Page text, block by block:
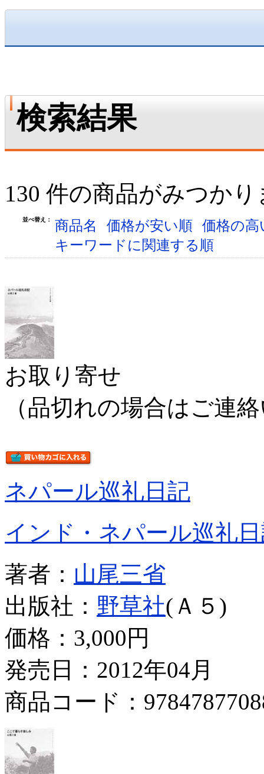
検索結果
130 件の商品がみつか
並べ替え： 商品名 価格が安い順 価格の
キーワードに関連する順
お取り寄せ
（品切れの場合はご連
ネパール巡礼日記
インド・ネパール巡礼
著者： 山尾三省
出版社： 野草社(Ａ５)
価格： 3,000円
発売日：2012年04月
商品コード：